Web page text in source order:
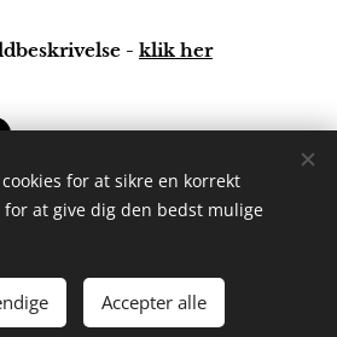
- klik her
forbeholdes
Holbæk
Cookies
for at sikre en korrekt
at give dig den bedst mulige
Accepter alle